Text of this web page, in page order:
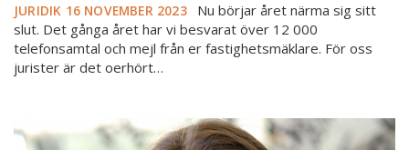
JURIDIK 16 NOVEMBER 2023
Nu börjar året närma sig sitt
slut. Det gånga året har vi besvarat över 12 000
telefonsamtal och mejl från er fastighetsmäklare. För oss
jurister är det oerhört…
vägledning